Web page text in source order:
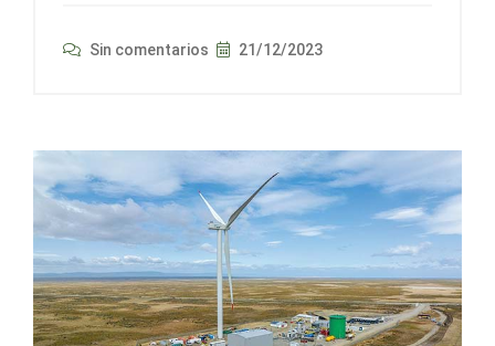
Sin comentarios 21/12/2023